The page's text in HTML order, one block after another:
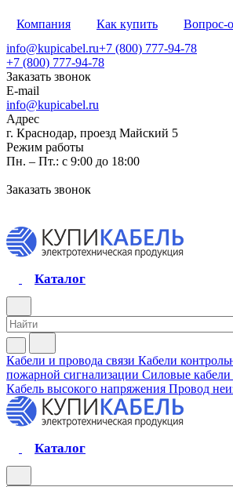
Компания Как купить Вопрос-
info@kupicabel.ru+7 (800) 777-94-78
+7 (800) 777-94-78
Заказать звонок
E-mail
info@kupicabel.ru
Адрес
г. Краснодар, проезд Майский 5
Режим работы
Пн. – Пт.: с 9:00 до 18:00
Заказать звонок
Каталог
Кабели и провода связи Кабели
пожарной сигнализации Силовые кабели
Кабель высокого напряжения Провод
Каталог